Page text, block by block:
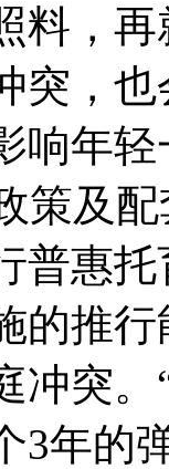
料，
突，
响年
策及
普惠
的推
冲突
3年的